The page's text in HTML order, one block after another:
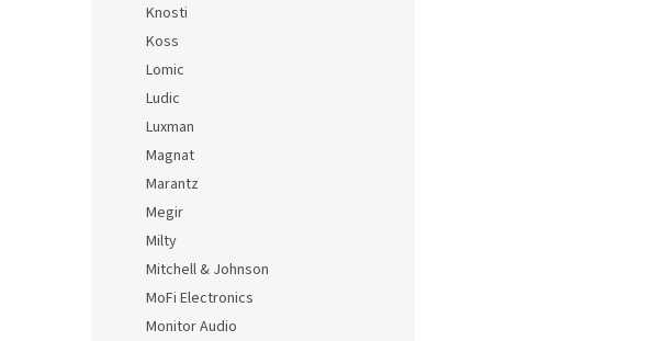
Knosti
Koss
Lomic
Ludic
Luxman
Magnat
Marantz
Megir
Milty
Mitchell & Johnson
MoFi Electronics
Monitor Audio